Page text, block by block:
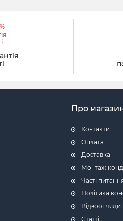
• Робота з
• Установка
• Розробка
•
Власне
• Камери
• Холодильні
• Холодильні
• Винні шафи
⭐️Це
Харкові.
•
Про
Контакти
Оплата
Доставка
Монтаж
Часті питання
Політика
Відеоогляди
Статті